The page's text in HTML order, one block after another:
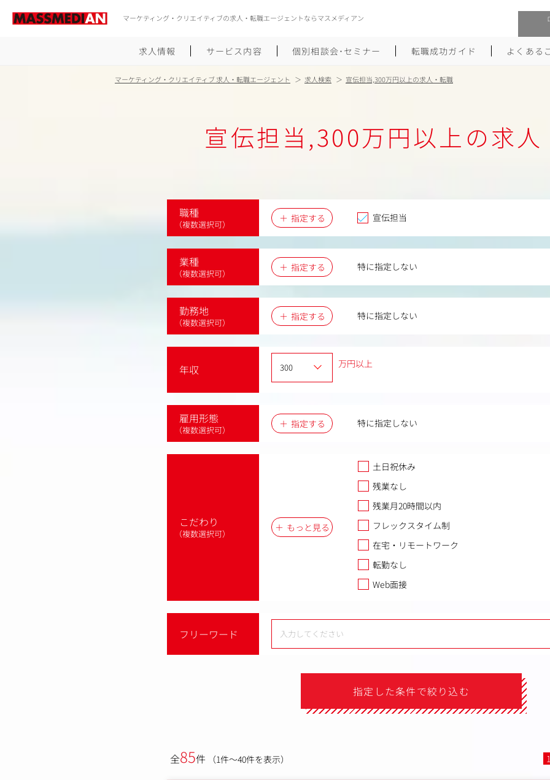
マーケティング・クリエイティブの求人・転職エージェントならマスメディアン
求人情報 サービス内容 個別相談会･セミナー 転職成功ガイド
履歴書のつくり方
面接対策
未経験から広告業界への転職
大手広告会社への転職
Uターン･Iターン転職
よくある
マーケティング・クリエイティブ 求人・転職エージェント 求人検索 宣伝担当,300万円以上の求人・転職
宣伝担当,300万円以上の求人
職種
（複数選択可）
指定する 宣伝担当
業種
（複数選択可）
指定する 特に指定しない
勤務地
（複数選択可）
指定する 特に指定しない
年収 万円以上
雇用形態
（複数選択可）
指定する 特に指定しない
こだわり
（複数選択可）
もっと見る
土日祝休み
残業なし
残業月20時間以内
フレックスタイム制
在宅・リモートワーク
転勤なし
Web面接
フリーワード
指定した条件で絞り込む
全85件 （1件～40件を表示） 1